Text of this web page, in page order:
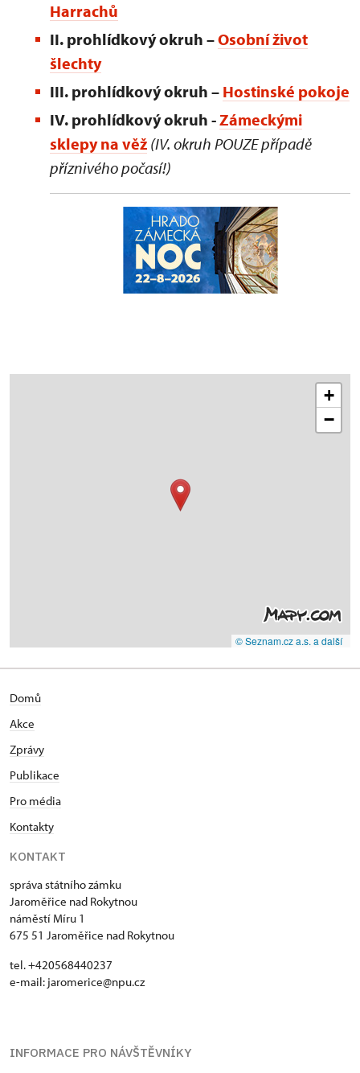
Harrachů
II. prohlídkový okruh –Osobní život
šlechty
III. prohlídkový okruh – Hostinské pokoje
IV. prohlídkový okruh -Zámeckými
sklepy na věž (IV. okruh POUZE případě
příznivého počasí!)
+
−
© Seznam.cz a.s. a další
Domů
Akce
Zprávy
Publikace
Pro média
Kontakty
KONTAKT
správa státního zámku
Jaroměřice nad Rokytnou
náměstí Míru 1
675 51 Jaroměřice nad Rokytnou
tel. +420568440237
e-mail: jaromerice@npu.cz
INFORMACE PRO NÁVŠTĚVNÍKY